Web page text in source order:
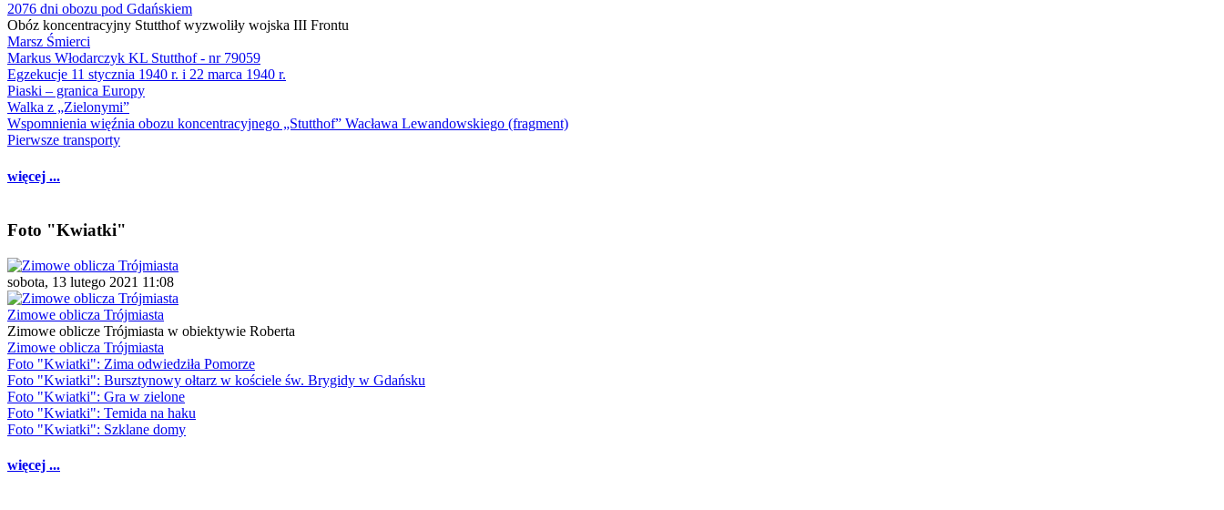
2076 dni obozu pod Gdańskiem
Obóz koncentracyjny Stutthof wyzwoliły wojska III Frontu
Marsz Śmierci
Markus Włodarczyk KL Stutthof - nr 79059
Egzekucje 11 stycznia 1940 r. i 22 marca 1940 r.
Piaski – granica Europy
Walka z „Zielonymi”
Wspomnienia więźnia obozu koncentracyjnego „Stutthof” Wacława Lewandowskiego (fragment)
Pierwsze transporty
więcej ...
Foto "Kwiatki"
sobota, 13 lutego 2021 11:08
Zimowe oblicza Trójmiasta
Zimowe oblicze Trójmiasta w obiektywie Roberta
Zimowe oblicza Trójmiasta
Foto "Kwiatki": Zima odwiedziła Pomorze
Foto "Kwiatki": Bursztynowy ołtarz w kościele św. Brygidy w Gdańsku
Foto "Kwiatki": Gra w zielone
Foto "Kwiatki": Temida na haku
Foto "Kwiatki": Szklane domy
więcej ...